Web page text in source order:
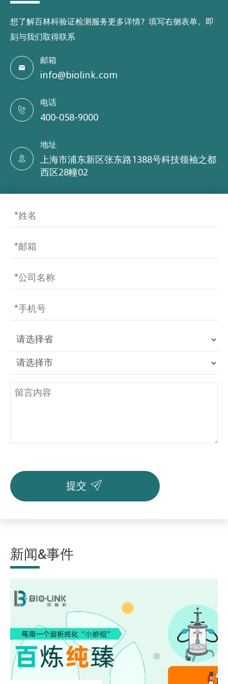
想了解百林科验证检测服务更多详情？填写右侧表单，即
刻与我们取得联系

邮箱
info@biolink.com

电话
400-058-9000

地址
上海市浦东新区张东路1388号科技领袖之都
西区28幢02
提交 
新闻&事件